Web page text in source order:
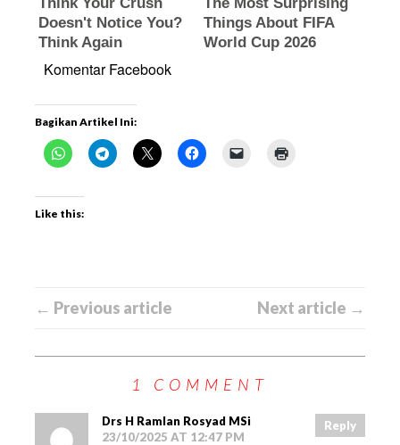
Komentar Facebook
Bagikan Artikel Ini:
Like this:
← Previous article Next article →
1 COMMENT
Drs H Ramlan Rosyad MSi
23/10/2025 AT 12:47 PM
Reply